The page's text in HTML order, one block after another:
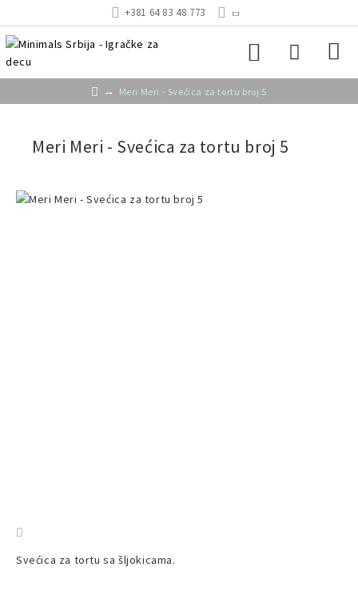
+381 64 83 48 773
Meri Meri - Svećica za tortu broj 5
Meri Meri - Svećica za tortu broj 5
Svećica za tortu sa šljokicama.